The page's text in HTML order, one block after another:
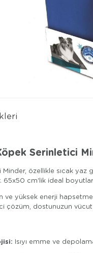
Serinletici
özellikle sıcak
65x50 cm'lik ideal
yüksek enerji
dostunuzun vücut
Isıyı emme ve